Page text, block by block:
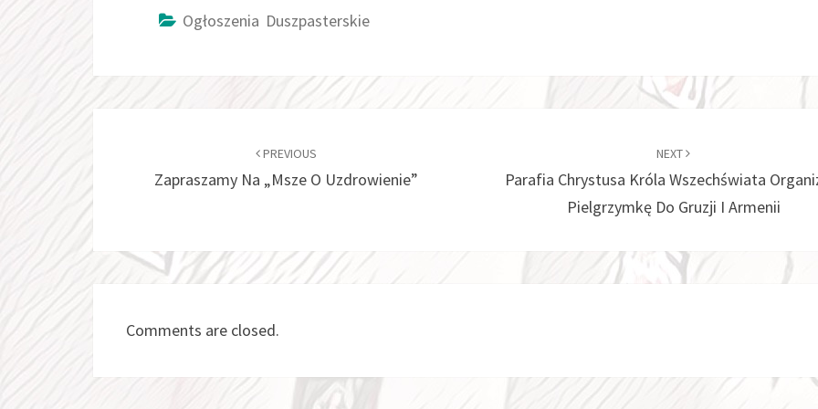
Ogłoszenia Duszpasterskie
PREVIOUS
Zapraszamy Na „Msze O Uzdrowienie”
NEXT
Parafia Chrystusa Króla Wszechświata
Pielgrzymkę Do Gruzji I Armenii
Comments are closed.